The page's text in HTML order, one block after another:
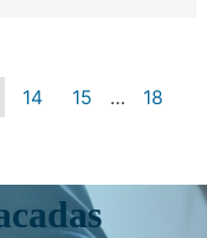
14 15 …
18